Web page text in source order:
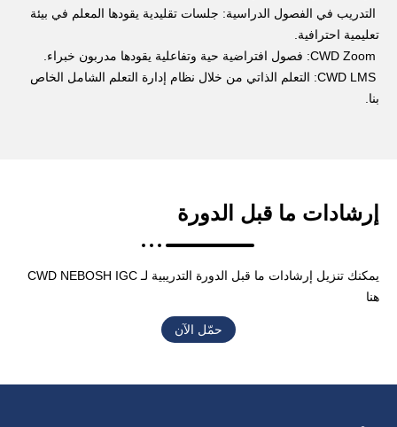
التدريب في الفصول الدراسية: جلسات تقليدية يقودها المعلم في بيئة
تعليمية احترافية.
CWD LMS: التعلم الذاتي من خلال نظام إدارة التعلم الشامل الخاص
بنا.
إرشادات ما قبل الدورة
يمكنك تنزيل إرشادات ما قبل الدورة التدريبية لـ CWD NEBOSH IGC
هنا
حمّل الآن